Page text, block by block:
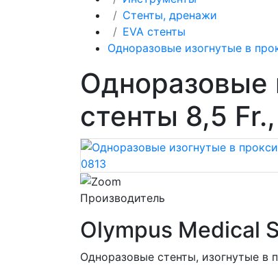
Стенты, дренажи
EVA стенты
Одноразовые изогнутые в
Одноразовые
стенты 8,5
Производитель
Olympus Medical
Одноразовые стенты, изогнутые в